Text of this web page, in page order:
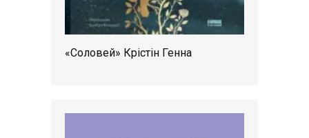
«Соловей» Крістін Генна